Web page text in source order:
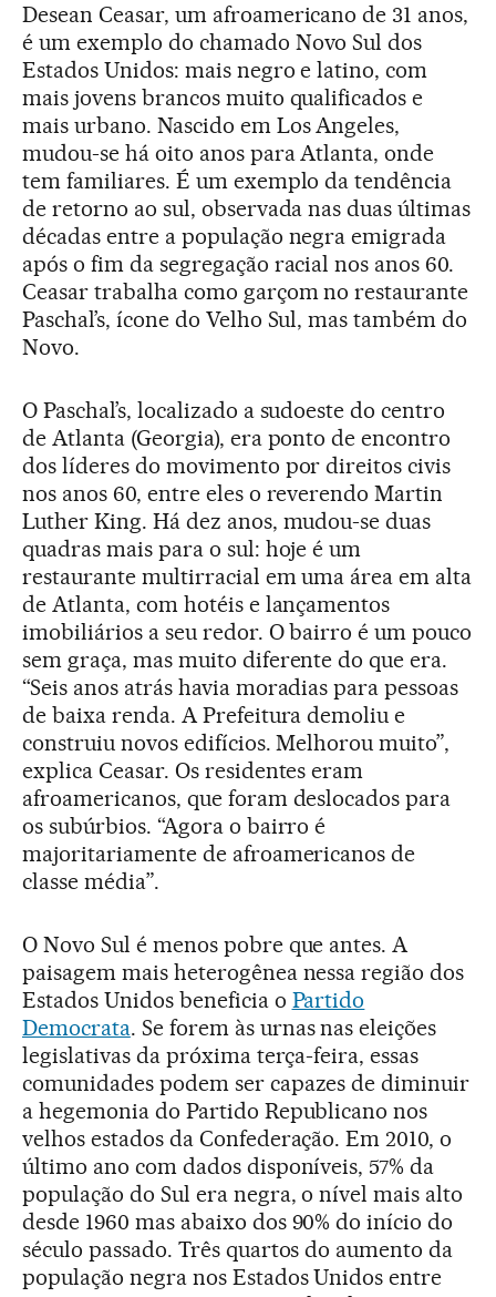
Desean Ceasar, um afroamericano de 31 anos,
é um exemplo do chamado Novo Sul dos
Estados Unidos: mais negro e latino, com
mais jovens brancos muito qualificados e
mais urbano. Nascido em Los Angeles,
mudou-se há oito anos para Atlanta, onde
tem familiares. É um exemplo da tendência
de retorno ao sul, observada nas duas últimas
décadas entre a população negra emigrada
após o fim da segregação racial nos anos 60.
Ceasar trabalha como garçom no restaurante
Paschal’s, ícone do Velho Sul, mas também do
Novo.
O Paschal’s, localizado a sudoeste do centro
de Atlanta (Georgia), era ponto de encontro
dos líderes do movimento por direitos civis
nos anos 60, entre eles o reverendo Martin
Luther King. Há dez anos, mudou-se duas
quadras mais para o sul: hoje é um
restaurante multirracial em uma área em alta
de Atlanta, com hotéis e lançamentos
imobiliários a seu redor. O bairro é um pouco
sem graça, mas muito diferente do que era.
“Seis anos atrás havia moradias para pessoas
de baixa renda. A Prefeitura demoliu e
construiu novos edifícios. Melhorou muito”,
explica Ceasar. Os residentes eram
afroamericanos, que foram deslocados para
os subúrbios. “Agora o bairro é
majoritariamente de afroamericanos de
classe média”.
O Novo Sul é menos pobre que antes. A
paisagem mais heterogênea nessa região dos
Estados Unidos beneficia o Partido
Democrata. Se forem às urnas nas eleições
legislativas da próxima terça-feira, essas
comunidades podem ser capazes de diminuir
a hegemonia do Partido Republicano nos
velhos estados da Confederação. Em 2010, o
último ano com dados disponíveis, 57% da
população do Sul era negra, o nível mais alto
desde 1960 mas abaixo dos 90% do início do
século passado. Três quartos do aumento da
população negra nos Estados Unidos entre